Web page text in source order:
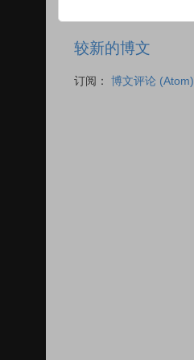
较新的博文
订阅： 博文评论 (Atom)